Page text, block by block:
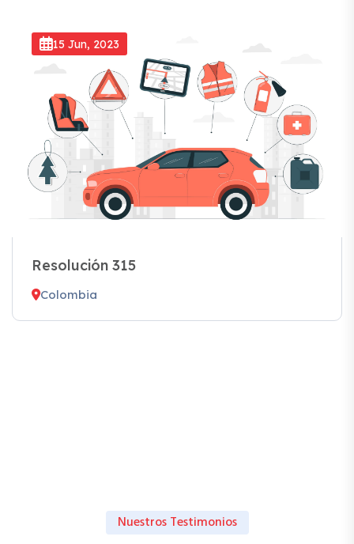
15 Jun, 2023
Resolución 315
Colombia
Nuestros Testimonios